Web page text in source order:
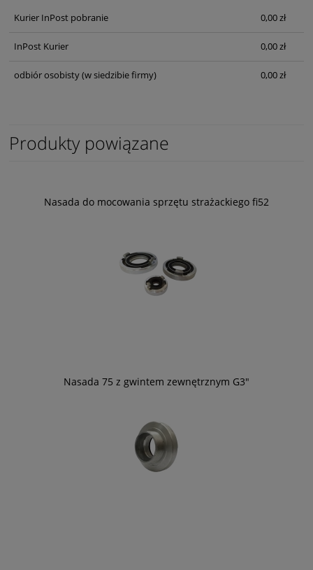
Kurier InPost pobranie 0,00 zł
InPost Kurier 0,00 zł
odbiór osobisty(w siedzibie firmy) 0,00 zł
Produkty powiązane
Nasada do mocowania sprzętu strażackiego fi52
Nasada 75 z gwintem zewnętrznym G3"